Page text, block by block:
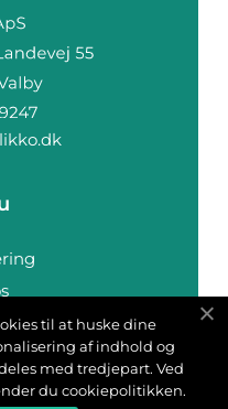
os
til at huske dine
af indhold og
med tredjepart. Ved
du cookiepolitikken.